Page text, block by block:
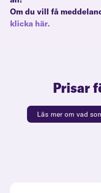
Om du vill få
klicka här.
Prisar
Läs mer om vad